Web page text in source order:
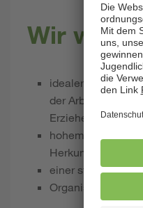
Wir
idealerweise
der Arbeit mit
hohem
Herkunftssystemen.
​​​​​​einer starken